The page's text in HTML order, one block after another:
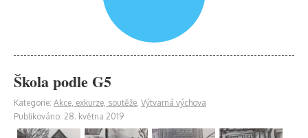
Škola podle G5
Kategorie: Akce, exkurze, soutěže, Výtvarná výchova
Publikováno: 28. května 2019